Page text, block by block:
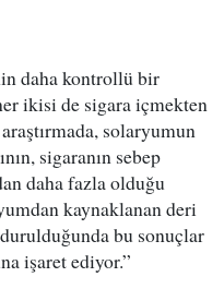
daha kontrollü bir
ikisi de sigara içmekten
solaryumun
sigaranın sebep
daha fazla olduğu
kaynaklanan deri
bu sonuçlar
işaret ediyor.”